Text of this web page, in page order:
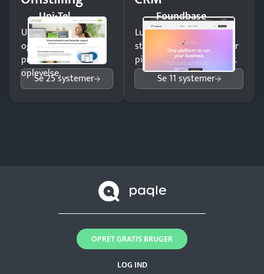
Uni-Tel
Undgå tabte opkald
og giv kunderne en
professionel
oplevelse.
Se 25 systemer
Foundbase
Luk flere salg med et
struktureret overblik over
pipeline og opfølgninger.
Se 11 systemer
LOG IND
OPRET GRATIS BRUGER